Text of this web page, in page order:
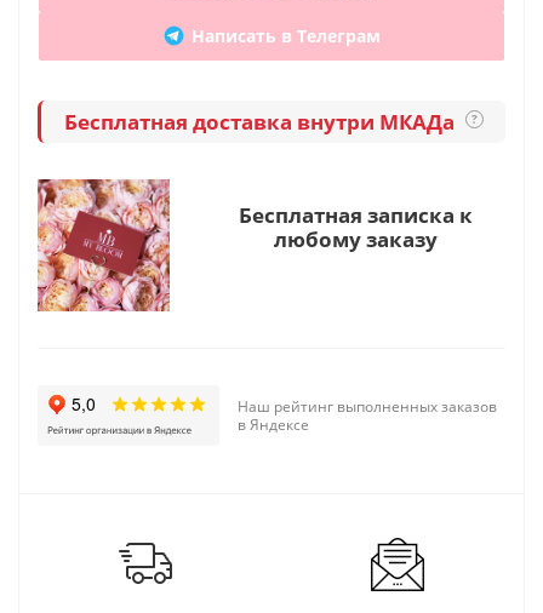
Написать в Телеграм
Бесплатная доставка внутри МКАДа ?
Бесплатная записка к
любому заказу
Наш рейтинг выполненных заказов
в Яндексе